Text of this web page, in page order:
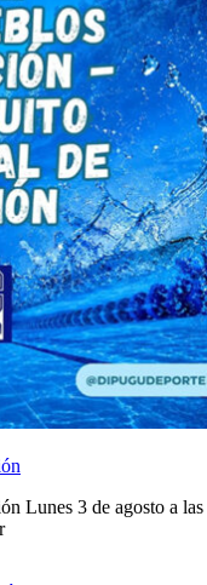
Lunes 3 de agosto a las